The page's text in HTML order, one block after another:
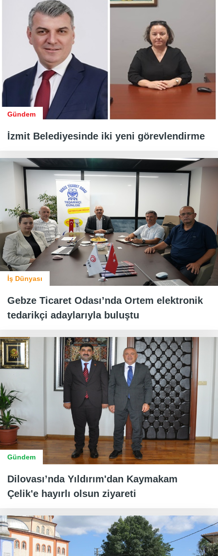
Gündem
İzmit Belediyesinde iki yeni görevlendirme
İş Dünyası
Gebze Ticaret Odası’nda Ortem elektronik
tedarikçi adaylarıyla buluştu
Gündem
Dilovası’nda Yıldırım'dan Kaymakam
Çelik'e hayırlı olsun ziyareti